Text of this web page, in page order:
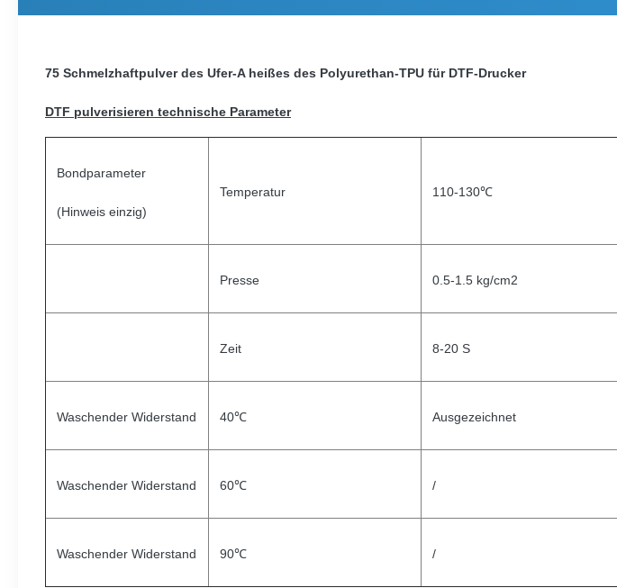
75 Schmelzhaftpulver des Ufer-A heißes des Polyurethan-TPU für DTF-Drucker
DTF pulverisieren technische Parameter
Bondparameter
(Hinweis einzig)
Temperatur 110-130℃
Presse 0.5-1.5 kg/cm2
Zeit 8-20 S
Waschender Widerstand 40℃ Ausgezeichnet
Waschender Widerstand 60℃ /
Waschender Widerstand 90℃ /